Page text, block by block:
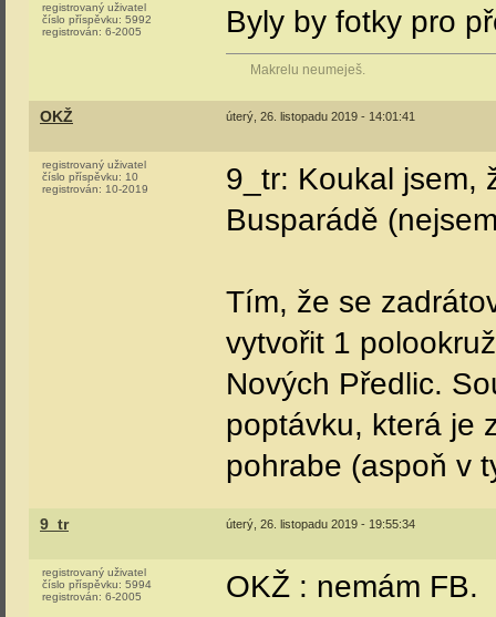
registrovaný uživatel
číslo příspěvku: 5992
registrován: 6-2005 Byly by fotky pro
Makrelu neumeješ.
OKŽ úterý, 26. listopadu 2019 - 14:01:41
registrovaný uživatel
číslo příspěvku: 10
registrován: 10-2019
9_tr: Koukal jsem,
Busparádě
Tím, že se
vytvořit 1
Nových Předlic.
poptávku, která je
pohrabe (aspoň v
9_tr úterý, 26. listopadu 2019 - 19:55:34
registrovaný uživatel
číslo příspěvku: 5994
registrován: 6-2005 OKŽ : nemám FB.